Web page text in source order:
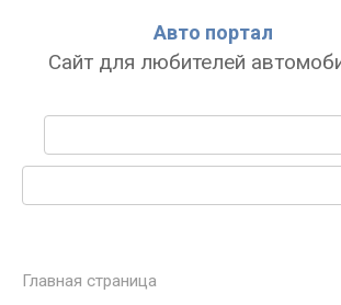
Авто портал
Сайт для любителей
Главная страница